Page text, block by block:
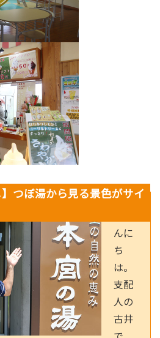
】つぼ湯から見る景色がサイ
んに
ち
は。
支配
人の
古井